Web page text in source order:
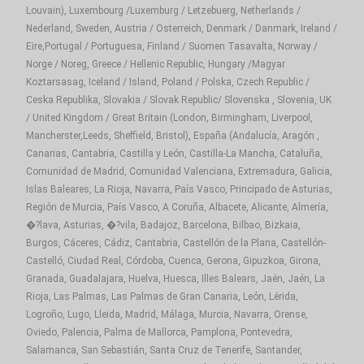
Louvain), Luxembourg /Luxemburg / Letzebuerg, Netherlands /
Nederland, Sweden, Austria / Osterreich, Denmark / Danmark, Ireland /
Eire,Portugal / Portuguesa, Finland / Suomen Tasavalta, Norway /
Norge / Noreg, Greece / Hellenic Republic, Hungary /Magyar
Koztarsasag, Iceland / Island, Poland / Polska, Czech Republic /
Ceska Republika, Slovakia / Slovak Republic/ Slovenska , Slovenia, UK
/ United Kingdom / Great Britain (London, Birmingham, Liverpool,
Mancherster,Leeds, Sheffield, Bristol), España (Andalucía, Aragón ,
Canarias, Cantabria, Castilla y León, Castilla-La Mancha, Cataluña,
Comunidad de Madrid, Comunidad Valenciana, Extremadura, Galicia,
Islas Baleares, La Rioja, Navarra, País Vasco, Principado de Asturias,
Región de Murcia, País Vasco, A Coruña, Albacete, Alicante, Almería,
�?lava, Asturias, �?vila, Badajoz, Barcelona, Bilbao, Bizkaia,
Burgos, Cáceres, Cádiz, Cantabria, Castellón de la Plana, Castellón-
Castelló, Ciudad Real, Córdoba, Cuenca, Gerona, Gipuzkoa, Girona,
Granada, Guadalajara, Huelva, Huesca, Illes Balears, Jaén, Jaén, La
Rioja, Las Palmas, Las Palmas de Gran Canaria, León, Lérida,
Logroño, Lugo, Lleida, Madrid, Málaga, Murcia, Navarra, Orense,
Oviedo, Palencia, Palma de Mallorca, Pamplona, Pontevedra,
Salamanca, San Sebastián, Santa Cruz de Tenerife, Santander,